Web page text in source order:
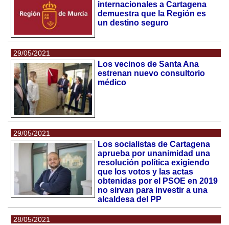
internacionales a Cartagena
demuestra que la Región es
un destino seguro
29/05/2021
Los vecinos de Santa Ana
estrenan nuevo consultorio
médico
29/05/2021
Los socialistas de Cartagena
aprueba por unanimidad una
resolución política exigiendo
que los votos y las actas
obtenidas por el PSOE en 2019
no sirvan para investir a una
alcaldesa del PP
28/05/2021